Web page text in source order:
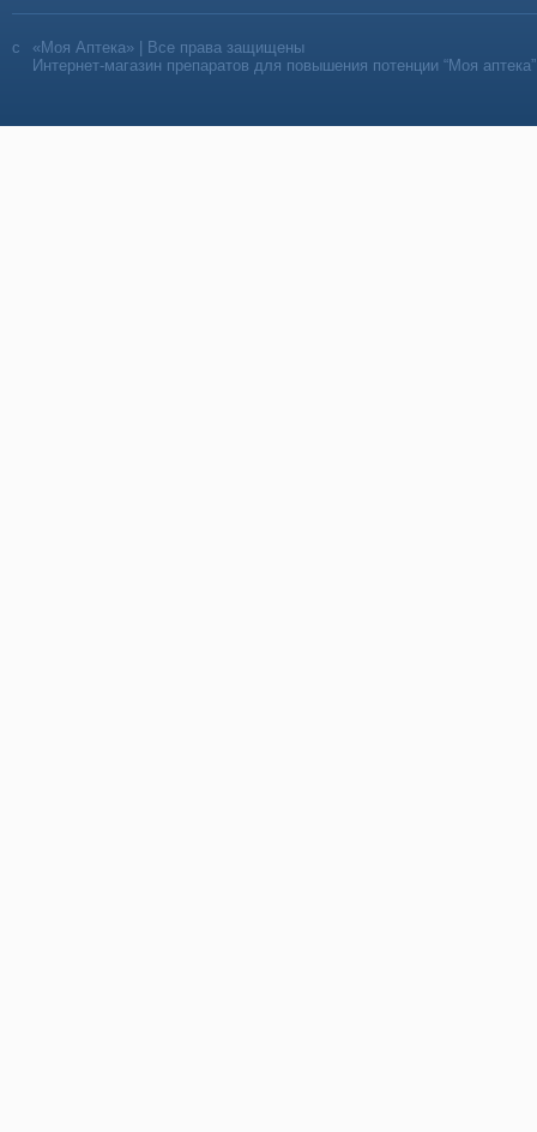
«Моя Аптека» | Все права защищены
Интернет-магазин препаратов для повышения потенции “Моя